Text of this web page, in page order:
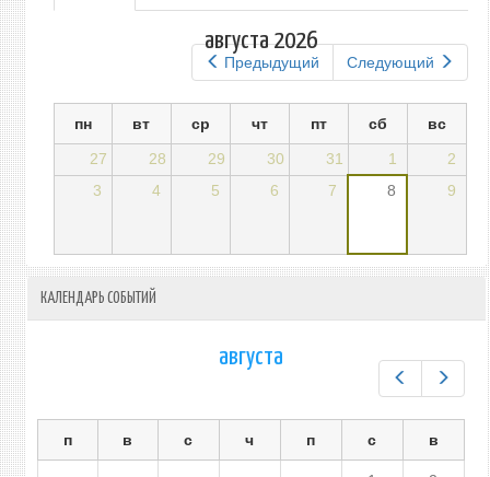
вкладкивкладка)
Предыдущий Следующий
августа 2026
пн вт ср чт пт сб
вс
27
28 29 30 31 1
2
3
4 5 6 7 8 9
КАЛЕНДАРЬ СОБЫТИЙ
августа
п в с ч п с в